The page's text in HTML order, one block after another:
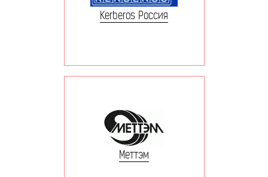
Kerberos Россия
Меттэм